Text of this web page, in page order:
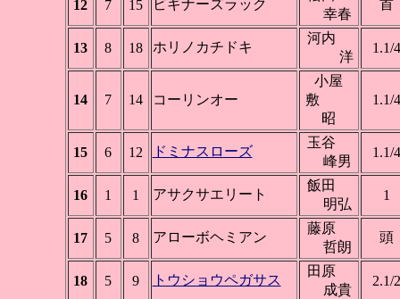
12 7 15 ビギナーズラック
幸春
首
13 8 18 ホリノカチドキ
河内
洋
1.1/4
14 7 14 コーリンオー
小屋
敷
昭
1.1/4
15 6 12 ドミナスローズ
玉谷
峰男
1.1/4
16 1 1 アサクサエリート
飯田
明弘
1
17 5 8 アローボヘミアン
藤原
哲朗
頭
18 5 9 トウショウペガサス
田原
成貴
2.1/2